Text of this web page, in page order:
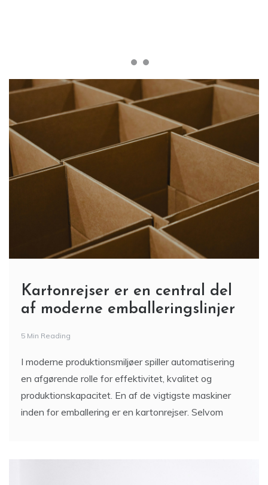
Kartonrejser er en central del
af moderne emballeringslinjer
5 Min Reading
I moderne produktionsmiljøer spiller automatisering
en afgørende rolle for effektivitet, kvalitet og
produktionskapacitet. En af de vigtigste maskiner
inden for emballering er en kartonrejser. Selvom